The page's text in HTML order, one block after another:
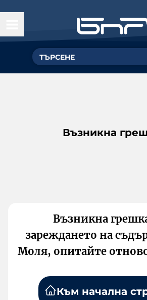
Възникна
Възникна
зареждането на
Моля, опитайте
Към начална